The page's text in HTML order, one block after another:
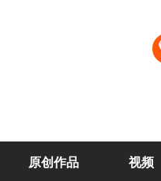
原创作品 视频